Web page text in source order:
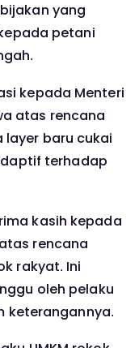
yang
petani
kepada Menteri
atas rencana
baru cukai
terhadap
kasih kepada
rencana
rakyat. Ini
oleh pelaku
keterangannya.